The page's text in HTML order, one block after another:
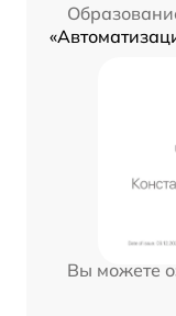
Вы можете